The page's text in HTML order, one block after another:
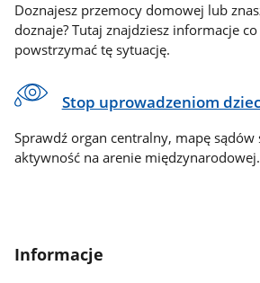
Doznajesz przemocy domowej lub
doznaje? Tutaj znajdziesz informacje
powstrzymać tę sytuację.
Stop uprowadzeniom
Sprawdź organ centralny, mapę sądów
aktywność na arenie międzynarodowej.
Informacje